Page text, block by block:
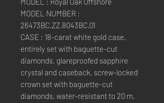
MODEL NUMBER :
26473BC.ZZ.8043BC.01
CASE : 18-carat white gold case,
entirely set with baguette-cut
diamonds, glareproofed sapphire
crystal and caseback, screw-locked
crown set with baguette-cut
diamonds, water-resistant to 20 m.